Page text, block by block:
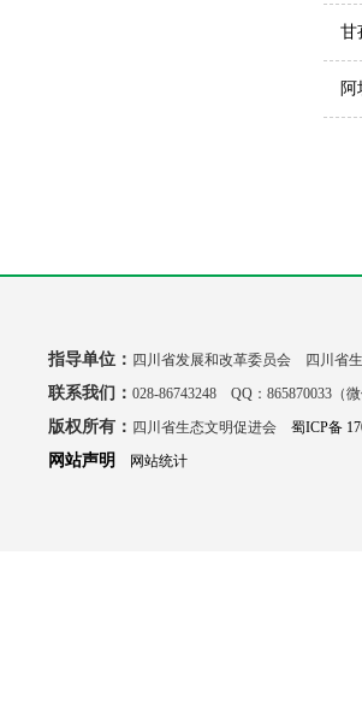
甘
指导单位： 四川省发展和改革委员会 四川省
联系我们： 028-86743248 QQ：865870033
版权所有： 四川省生态文明促进会 蜀ICP备
网站声明 网站统计